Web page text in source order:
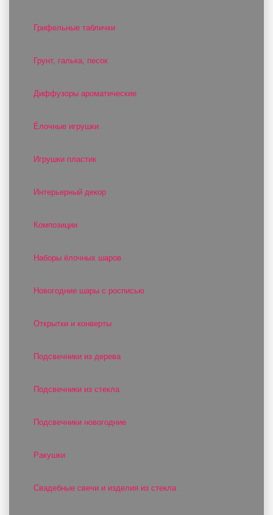
Грифельные таблички
Грунт, галька, песок
Диффузоры ароматические
Ёлочные игрушки
Игрушки пластик
Интерьерный декор
Композиции
Наборы ёлочных шаров
Новогодние шары с росписью
Открытки и конверты
Подсвечники из дерева
Подсвечники из стекла
Подсвечники новогодние
Ракушки
Свадебные свечи и изделия из стекла